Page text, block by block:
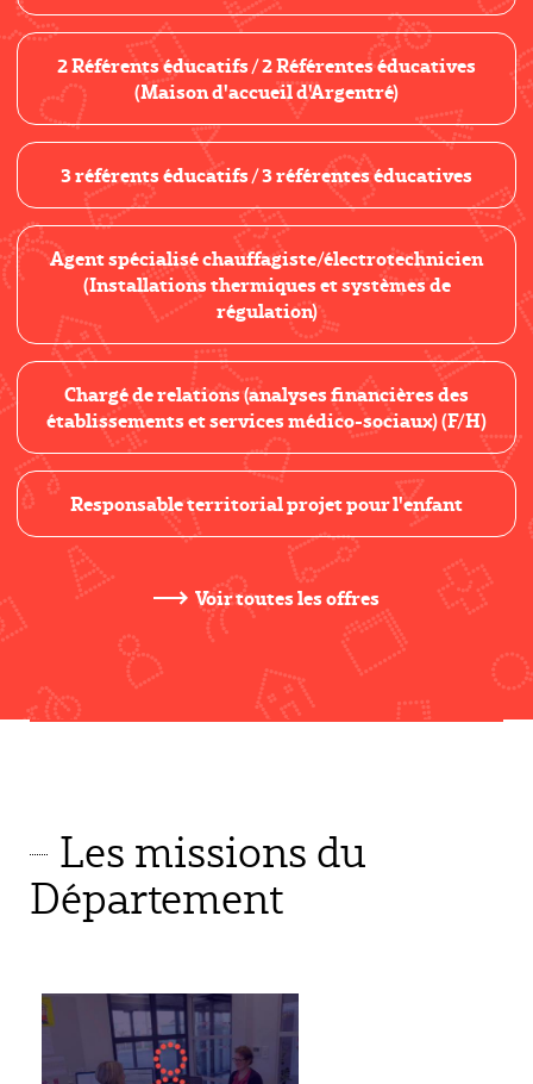
2 Référents éducatifs / 2 Référentes éducatives
(Maison d'accueil d'Argentré)
3 référents éducatifs / 3 référentes éducatives
Agent spécialisé chauffagiste/électrotechnicien
(Installations thermiques et systèmes de
régulation)
Chargé de relations (analyses financières des
établissements et services médico-sociaux) (F/H)
Responsable territorial projet pour l'enfant
Voir toutes les offres
Les missions du
Département